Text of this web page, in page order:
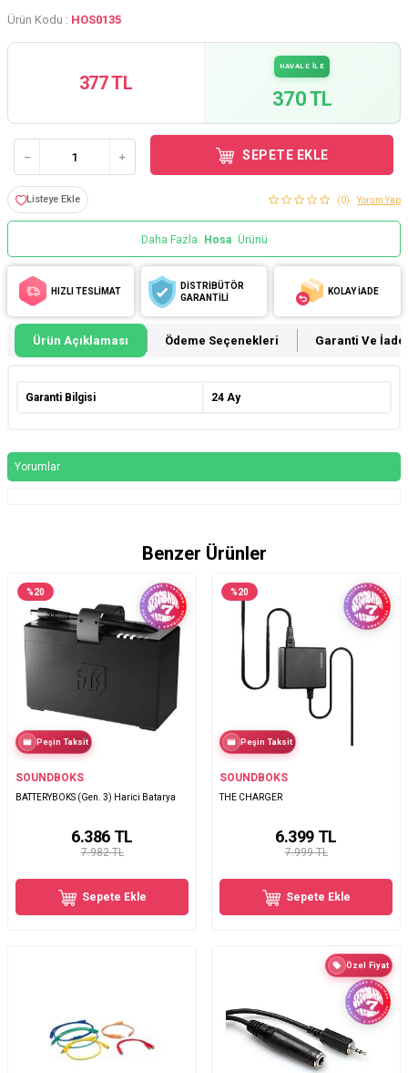
Ürün Kodu : HOS0135
377 TL
HAVALE İLE
370 TL
SEPETE EKLE
Listeye Ekle (0) Yorum Yap
Daha Fazla Hosa Ürünü
HIZLI TESLİMAT
DİSTRİBÜTÖR
GARANTİLİ
KOLAY İADE
Ürün Açıklaması Ödeme Seçenekleri Garanti Ve İade
Garanti Bilgisi 24 Ay
Yorumlar
Benzer Ürünler
%20
Peşin Taksit
SOUNDBOKS
BATTERYBOKS (Gen. 3) Harici Batarya
7.982 TL
6.386 TL
Sepete Ekle
%20
Peşin Taksit
SOUNDBOKS
THE CHARGER
7.999 TL
6.399 TL
Sepete Ekle
Özel Fiyat